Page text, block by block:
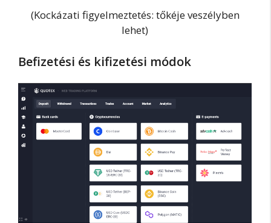
(Kockázati figyelmeztetés: tőkéje veszélyben
lehet)
Befizetési és kifizetési módok